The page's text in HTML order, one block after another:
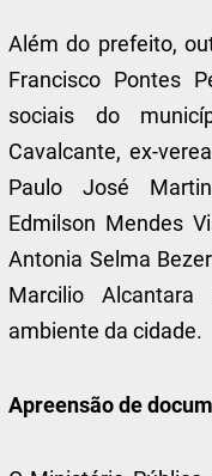
Além do prefeito,
Francisco Pontes
sociais do
Cavalcante, ex-
Paulo José
Edmilson Mendes
Antonia Selma
Marcilio
ambiente da cidade.
Apreensão de